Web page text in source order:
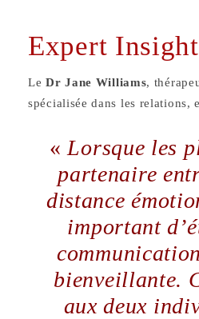
Expert
LeDr Jane Williams,
spécialisée dans les relations,
« Lorsque les
partenaire
distance
important
bienveillante.
aux deux